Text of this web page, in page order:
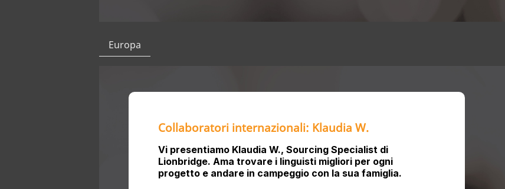
Europa
Collaboratori internazionali: Klaudia W.
Vi presentiamo Klaudia W., Sourcing Specialist di
Lionbridge. Ama trovare i linguisti migliori per ogni
progetto e andare in campeggio con la sua famiglia.